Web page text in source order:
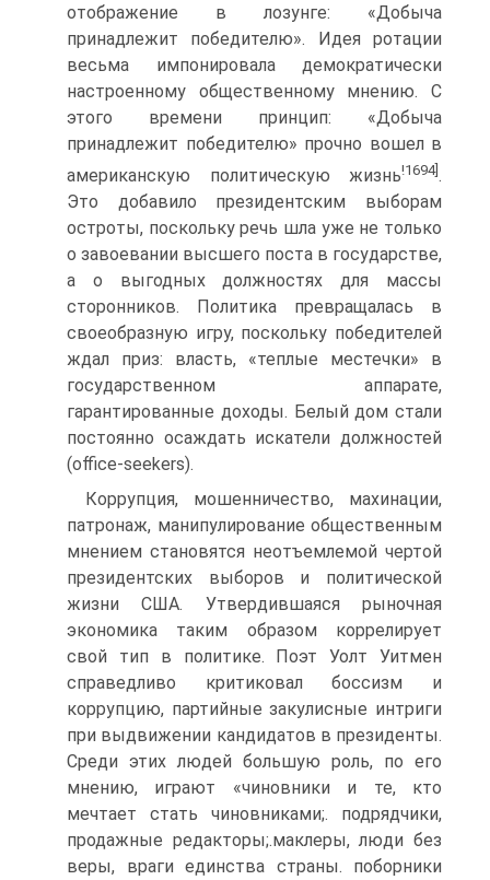
отображение в лозунге: «Добыча
принадлежит победителю». Идея ротации
весьма импонировала демократически
настроенному общественному мнению. С
этого времени принцип: «Добыча
принадлежит победителю» прочно вошел в
американскую политическую жизнь!1694].
Это добавило президентским выборам
остроты, поскольку речь шла уже не только
о завоевании высшего поста в государстве,
а о выгодных должностях для массы
сторонников. Политика превращалась в
своеобразную игру, поскольку победителей
ждал приз: власть, «теплые местечки» в
государственном аппарате,
гарантированные доходы. Белый дом стали
постоянно осаждать искатели должностей
(office-seekers).
Коррупция, мошенничество, махинации,
патронаж, манипулирование общественным
мнением становятся неотъемлемой чертой
президентских выборов и политической
жизни США. Утвердившаяся рыночная
экономика таким образом коррелирует
свой тип в политике. Поэт Уолт Уитмен
справедливо критиковал боссизм и
коррупцию, партийные закулисные интриги
при выдвижении кандидатов в президенты.
Среди этих людей большую роль, по его
мнению, играют «чиновники и те, кто
мечтает стать чиновниками;. подрядчики,
продажные редакторы;.маклеры, люди без
веры, враги единства страны. поборники